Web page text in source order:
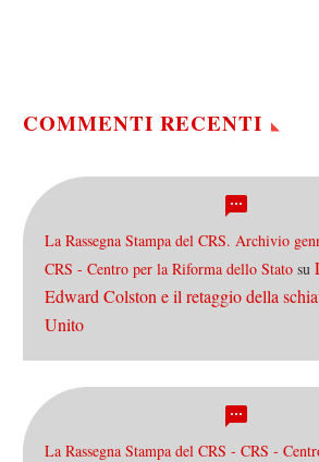
COMMENTI RECENTI
La Rassegna Stampa del CRS. Archivio
CRS - Centro per la Riforma dello Stato su
Edward Colston e il retaggio della
Unito
La Rassegna Stampa del CRS - CRS -